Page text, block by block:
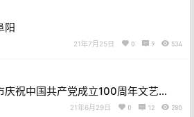
阳
21年7月25日 0 9 534
庆祝中国共产党成立100周年文艺演
21年6月29日 0 12 280